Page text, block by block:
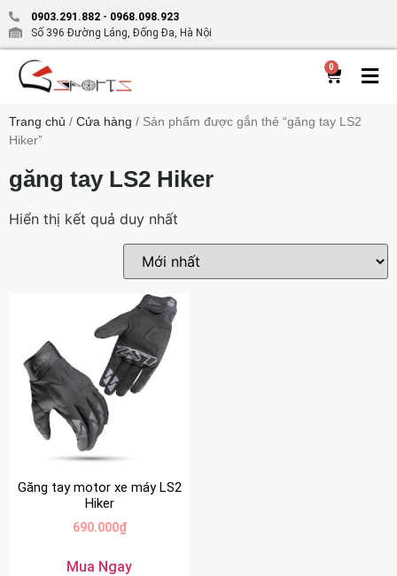
0903.291.882 - 0968.098.923
Số 396 Đường Láng, Đống Đa, Hà Nội
0
Trang chủ / Cửa hàng / Sản phẩm được gắn thẻ “găng tay LS2
Hiker”
găng tay LS2 Hiker
Hiển thị kết quả duy nhất
Găng tay motor xe máy LS2
Hiker
690.000₫
Mua Ngay